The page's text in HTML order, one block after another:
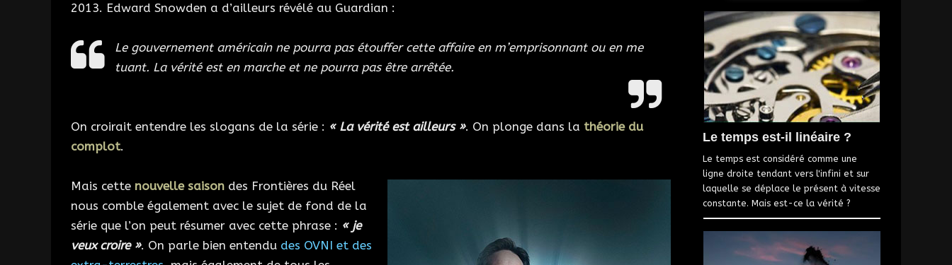
2013. Edward Snowden a d’ailleurs révélé au Guardian :
Le gouvernement américain ne pourra pas étouffer cette affaire en m’emprisonnant ou en me
tuant. La vérité est en marche et ne pourra pas être arrêtée.
On croirait entendre les slogans de la série : « La vérité est ailleurs ». On plonge dans la théorie du
complot.
Mais cette nouvelle saison des Frontières du Réel
nous comble également avec le sujet de fond de la
série que l’on peut résumer avec cette phrase : « je
veux croire ». On parle bien entendu des OVNI et des
Le temps est-il linéaire ?
Le temps est considéré comme une
ligne droite tendant vers l'infini et sur
laquelle se déplace le présent à vitesse
constante. Mais est-ce la vérité ?